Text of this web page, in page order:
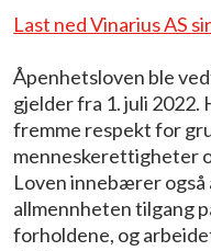
Last ned Vinarius AS
Åpenhetsloven ble
gjelder fra 1. juli 2022.
fremme respekt for
menneskerettigheter
Loven innebærer også
allmennheten tilgang
forholdene, og